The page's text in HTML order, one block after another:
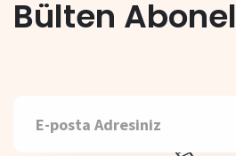
Bülten